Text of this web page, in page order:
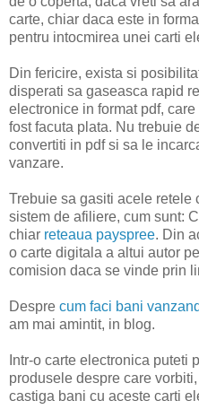
carte, chiar daca este in
pentru intocmirea unei carti
Din fericire, exista si
disperati sa gaseasca rapid
electronice in format pdf,
fost facuta plata. Nu trebuie
convertiti in pdf si sa le
vanzare.
Trebuie sa gasiti acele retele
sistem de afiliere, cum sunt:
chiar reteaua payspree. Din
o carte digitala a altui autor
comision daca se vinde prin
Despre cum faci bani
am mai amintit, in blog.
Intr-o carte electronica puteti
produsele despre care
castiga bani cu aceste carti